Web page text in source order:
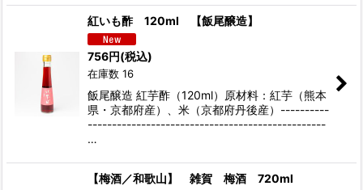
紅いも酢 120ml 【飯尾醸造】
756円(税込)
在庫数 16
飯尾醸造 紅芋酢（120ml）原材料：紅芋（熊本
県・京都府産）、米（京都府丹後産）----------
-------------------------------------------------
…
【梅酒／和歌山】 雑賀 梅酒 720ml